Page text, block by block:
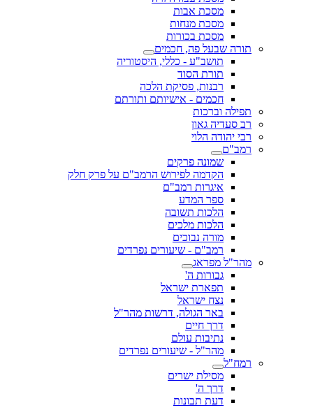
מסכת אבות
מסכת מנחות
מסכת בכורות
תורה שבעל פה, חכמים
תושב"ע - כללי, היסטוריה
תורת הסוד
רבנות, פסיקת הלכה
חכמים - אישיותם ותורתם
תפילה וברכות
רב סעדיה גאון
רבי יהודה הלוי
רמב"ם
שמונה פרקים
הקדמה לפירוש הרמב"ם על פרק חלק
איגרות רמב"ם
ספר המדע
הלכות תשובה
הלכות מלכים
מורה נבוכים
רמב"ם - שיעורים נפרדים
מהר"ל מפראג
גבורות ה'
תפארת ישראל
נצח ישראל
באר הגולה, דרשות מהר"ל
דרך חיים
נתיבות עולם
מהר"ל - שיעורים נפרדים
רמח"ל
מסילת ישרים
דרך ה'
דעת תבונות